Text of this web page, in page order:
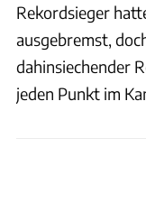
Rekordsieger
ausgebremst,
dahinsiechender
jeden Punkt im